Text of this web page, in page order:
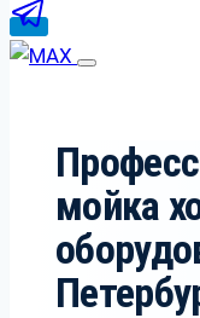
мойка